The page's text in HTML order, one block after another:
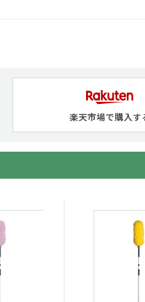
楽天市場で購入す